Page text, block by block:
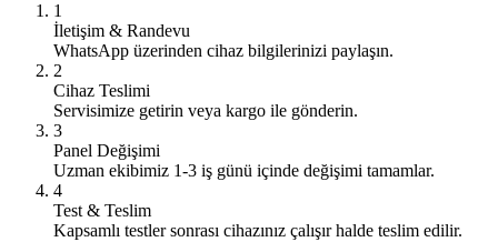
1
İletişim & Randevu
WhatsApp üzerinden cihaz bilgilerinizi paylaşın.
2
Cihaz Teslimi
Servisimize getirin veya kargo ile gönderin.
3
Panel Değişimi
Uzman ekibimiz 1-3 iş günü içinde değişimi tamamlar.
4
Test & Teslim
Kapsamlı testler sonrası cihazınız çalışır halde teslim edilir.